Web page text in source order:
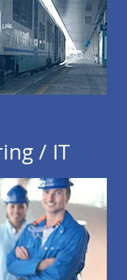
/ IT